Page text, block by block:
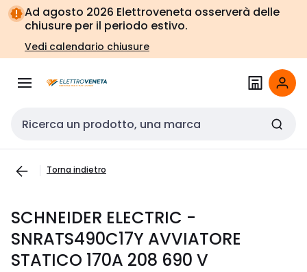
Vai alla
navigazione
Vai
alla
pagina
Ad agosto 2026 Elettroveneta osserverà delle
chiusure per il periodo estivo.
Vedi calendario chiusure
Cerca input
Torna indietro
SCHNEIDER ELECTRIC -
SNRATS490C17Y AVVIATORE
STATICO 170A 208 690 V